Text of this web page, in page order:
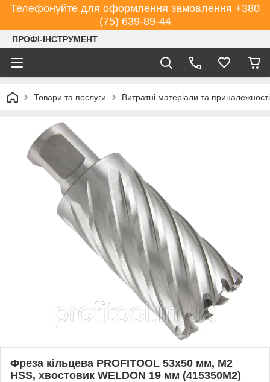
Телефонуйте для оформлення замовлення +380
(75) 639-89-44
ПРОФІ-ІНСТРУМЕНТ
Товари та послуги Витратні матеріали та
Фреза кільцева PROFITOOL 53х50 мм, M2
HSS, хвостовик WELDON 19 мм (415350M2)